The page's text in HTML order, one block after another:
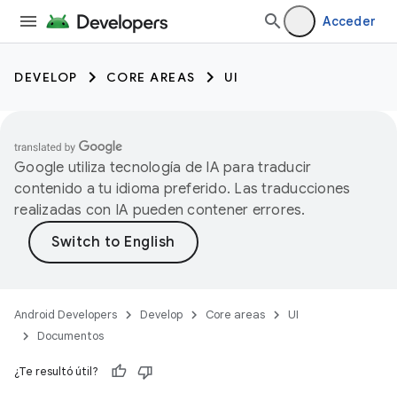
Acceder
DEVELOP CORE AREAS UI
Google utiliza tecnología de IA para traducir
contenido a tu idioma preferido. Las traducciones
realizadas con IA pueden contener errores.
Android Developers Develop Core areas
UI
Documentos
¿Te resultó útil?